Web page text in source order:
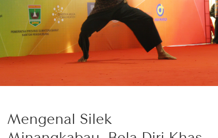
Mengenal Silek